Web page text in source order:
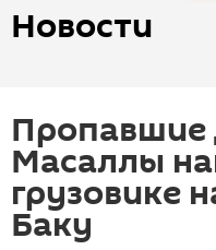
Новости
Пропавшие
Масаллы
грузовике
Баку